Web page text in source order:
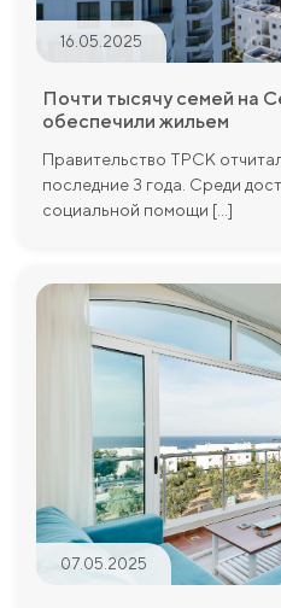
16.05.2025
Почти тысячу семей на
обеспечили жильем
Правительство ТРСК
последние 3 года. Среди
социальной помощи [...]
07.05.2025